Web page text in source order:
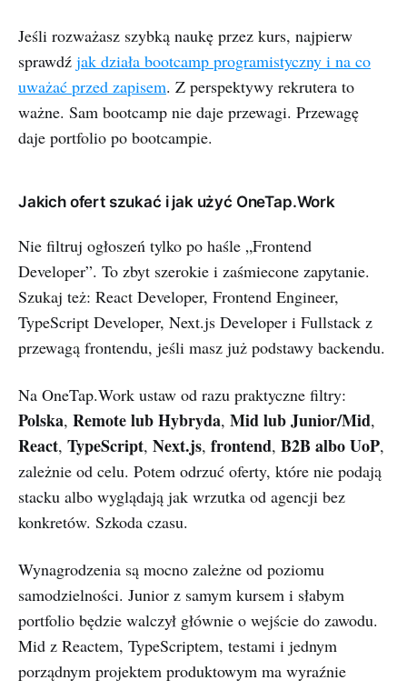
Jeśli rozważasz szybką naukę przez kurs, najpierw
sprawdź jak działa bootcamp programistyczny i na co
uważać przed zapisem. Z perspektywy rekrutera to
ważne. Sam bootcamp nie daje przewagi. Przewagę
daje portfolio po bootcampie.
Jakich ofert szukać i jak użyć OneTap.Work
Nie filtruj ogłoszeń tylko po haśle „Frontend
Developer”. To zbyt szerokie i zaśmiecone zapytanie.
Szukaj też: React Developer, Frontend Engineer,
TypeScript Developer, Next.js Developer i Fullstack z
przewagą frontendu, jeśli masz już podstawy backendu.
Na OneTap.Work ustaw od razu praktyczne filtry:
Polska, Remote lub Hybryda, Mid lub Junior/Mid,
React, TypeScript, Next.js, frontend, B2B albo UoP,
zależnie od celu. Potem odrzuć oferty, które nie podają
stacku albo wyglądają jak wrzutka od agencji bez
konkretów. Szkoda czasu.
Wynagrodzenia są mocno zależne od poziomu
samodzielności. Junior z samym kursem i słabym
portfolio będzie walczył głównie o wejście do zawodu.
Mid z Reactem, TypeScriptem, testami i jednym
porządnym projektem produktowym ma wyraźnie